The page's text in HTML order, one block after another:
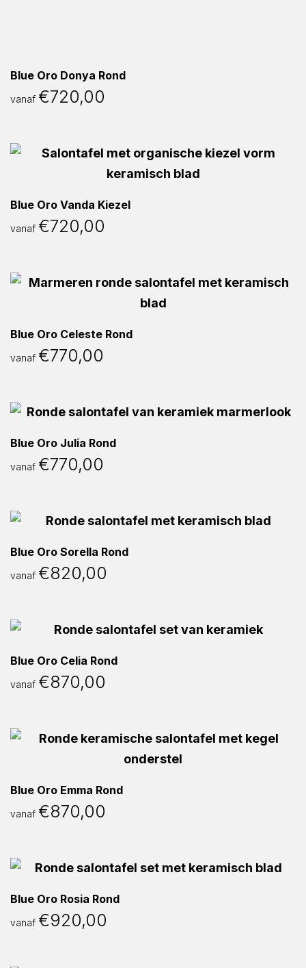
Blue Oro Donya Rond
vanaf €720,00
Blue Oro Vanda Kiezel
vanaf €720,00
Blue Oro Celeste Rond
vanaf €770,00
Blue Oro Julia Rond
vanaf €770,00
Blue Oro Sorella Rond
vanaf €820,00
Blue Oro Celia Rond
vanaf €870,00
Blue Oro Emma Rond
vanaf €870,00
Blue Oro Rosia Rond
vanaf €920,00